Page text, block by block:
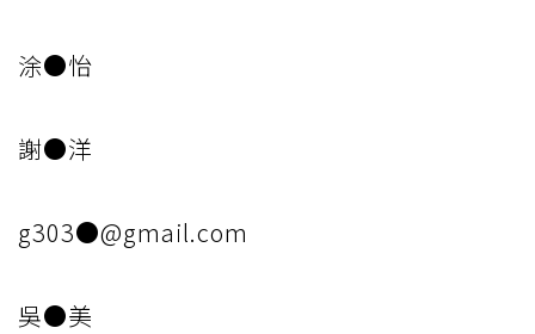
涂●怡
謝●洋
g303●@gmail.com
吳●美